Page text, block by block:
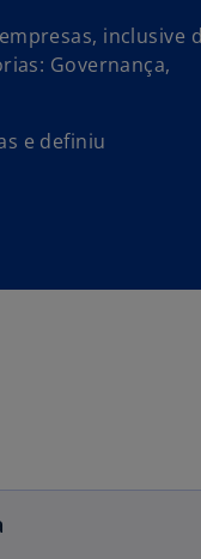
inclusive
Governança,
e definiu